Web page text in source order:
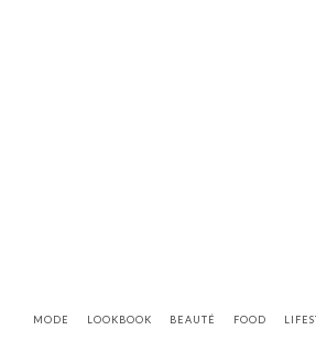
MODE LOOKBOOK BEAUTÉ FOOD